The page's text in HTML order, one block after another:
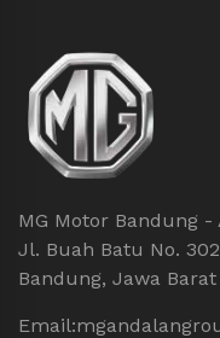
MG Motor Bandung
Jl. Buah Batu No.
Bandung, Jawa